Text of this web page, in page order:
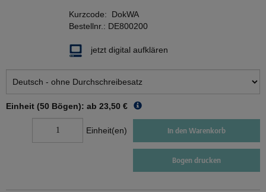
Kurzcode: DokWA
Bestellnr.: DE800200
jetzt digital aufklären
Einheit (50 Bögen): ab 23,50 €
Einheit(en) In den Warenkorb
Bogen drucken